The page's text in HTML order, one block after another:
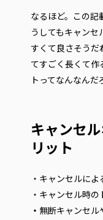
なるほど。この記
うしてもキャン
すくて良さそうだ
てすごく長くて作
トってなんなんだ
キャンセ
リット
・キャンセルに
・キャンセル時
・ 無断キャンセル